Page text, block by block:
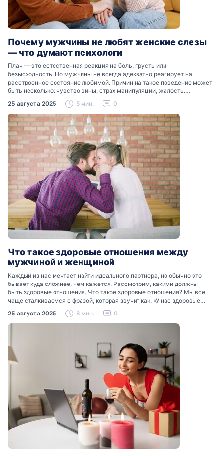
Почему мужчины не любят женские слезы
— что думают психологи
Плач — это естественная реакция на боль, грусть или
безысходность. Но мужчины не всегда адекватно реагирует на
расстроенное состояние любимой. Причин на такое поведение может
быть несколько: чувство вины, страх манипуляции, жалость.
Разобраться, почему мужчины боятся женских слез, помогут советы
психологов…
25 августа 2025 5 мин. 0
Что такое здоровые отношения между
мужчиной и женщиной
Каждый из нас мечтает найти идеального партнера, но обычно это
бывает куда сложнее, чем кажется. Рассмотрим, какими должны
быть здоровые отношения. Что такое здоровые отношения? Мы все
чаще сталкиваемся с фразой, которая звучит как: «У нас здоровые
отношения». Что именно подразумевается…
25 августа 2025 8 мин. 0